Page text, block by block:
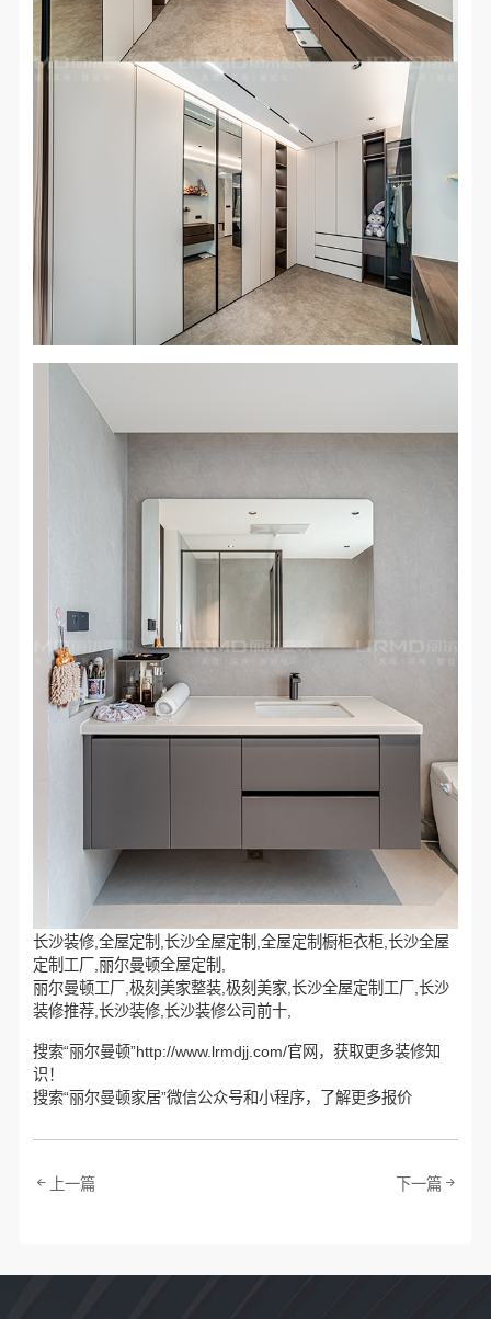
长沙装修,全屋定制,长沙全屋定制,全屋定制橱柜衣柜,长沙全屋
定制工厂,丽尔曼顿全屋定制,
丽尔曼顿工厂,极刻美家整装,极刻美家,长沙全屋定制工厂,长沙
装修推荐,长沙装修,长沙装修公司前十,
搜索“丽尔曼顿”http://www.lrmdjj.com/官网，获取更多装修知
识！
搜索“丽尔曼顿家居”微信公众号和小程序，了解更多报价
上一篇 下一篇